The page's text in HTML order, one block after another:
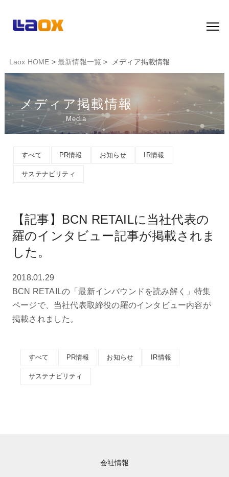
Laox HOME > 最新情報一覧 > メディア掲載情報
メディア掲載情報
Media
すべて PR情報 お知らせ IR情報
サステナビリティ
【記事】BCN RETAILに当社代表の
羅のインタビュー記事が掲載されま
した。
2018.01.29
BCN RETAILの「最新インバウンドを読み解く」特集
ページで、当社代表取締役の羅のインタビュー内容が
掲載されました。
すべて PR情報 お知らせ IR情報
サステナビリティ
会社情報